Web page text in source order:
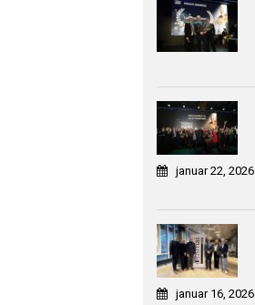
januar 22, 2026
januar 16, 2026